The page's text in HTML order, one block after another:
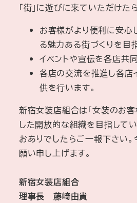
「街」に遊びに来ていただけた
お客様がより便利に安心
る魅力ある街づくりを目
イベントや宣伝を各店共
各店の交流を推進し各店
供を行います。
新宿女装店組合は「女装のお
した開放的な組織を目指して
おありでしたらご一報下さい。
願い申し上げます。
新宿女装店組合
理事長 藤崎由貴